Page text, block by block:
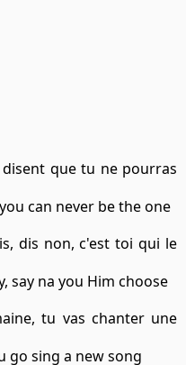
que tu ne pourras
can never be the one
dis non, c'est toi qui le
say na you Him choose
tu vas chanter une
go sing a new song